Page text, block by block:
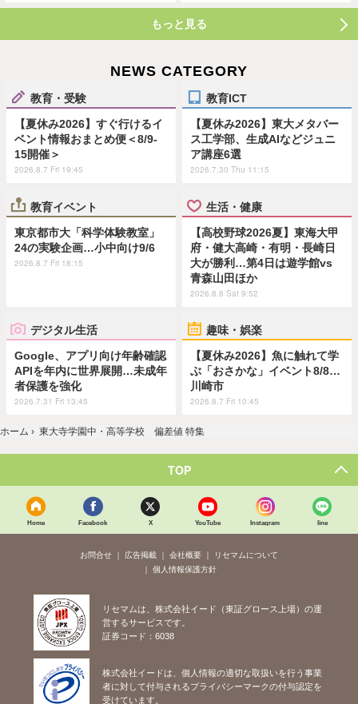
もっと見る
NEWS CATEGORY
教育・受験
【夏休み2026】すぐ行けるイ
ベント情報おまとめ便＜8/9-
15開催＞
2026.8.7 Fri 19:45
教育ICT
【夏休み2026】東大メタバー
ス工学部、生成AIなどジュニ
ア講座6選
2026.7.30 Thu 11:15
教育イベント
東京都市大「科学体験教室」
24の実験企画…小中向け9/6
2026.8.7 Fri 18:15
生活・健康
【高校野球2026夏】東海大甲
府・健大高崎・有明・長崎日
大が勝利…第4日は遊学館vs
青森山田ほか
2026.8.8 Sat 9:52
デジタル生活
Google、アプリ向け年齢確認
APIを年内に世界展開…未成年
者保護を強化
2026.7.31 Fri 13:45
趣味・娯楽
【夏休み2026】魚に触れて学
ぶ「おさかな」イベント8/8…
川崎市
2026.8.7 Fri 10:45
ホーム › 東大寺学園中・高等学校 偏差値 特集
TOP
Home Facebook X YouTube Instagram line
お問合せ 広告掲載 会社概要
リセマムについて
個人情報保護方針
リセマムは、株式会社イード（東証グロース上場）の運
営するサービスです。
証券コード：6038
株式会社イードは、個人情報の適切な取扱いを行う事業
者に対して付与されるプライバシーマークの付与認定を
受けています。